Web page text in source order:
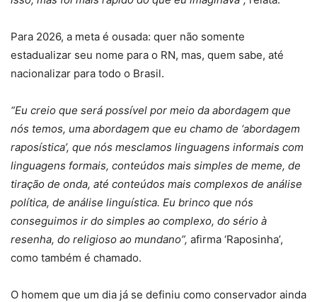
Para 2026, a meta é ousada: quer não somente
estadualizar seu nome para o RN, mas, quem sabe, até
nacionalizar para todo o Brasil.
“Eu creio que será possível por meio da abordagem que
nós temos, uma abordagem que eu chamo de ‘abordagem
raposística’, que nós mesclamos linguagens informais com
linguagens formais, conteúdos mais simples de meme, de
tiração de onda, até conteúdos mais complexos de análise
política, de análise linguística. Eu brinco que nós
conseguimos ir do simples ao complexo, do sério à
resenha, do religioso ao mundano”, afirma ‘Raposinha’,
como também é chamado.
O homem que um dia já se definiu como conservador ainda